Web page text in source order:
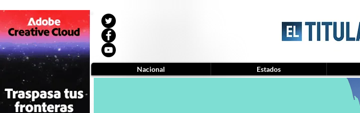
Nacional Estados